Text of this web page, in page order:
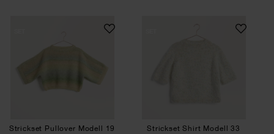
Strickset Pullover Modell 19 aus Lovewool No.
Strickset Pullover Modell 19
Strickset Shirt
Strickset Shirt Modell 33